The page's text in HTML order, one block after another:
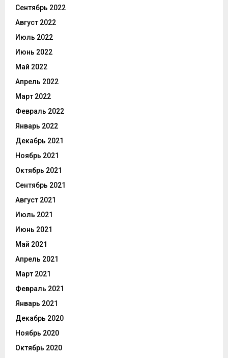
Сентябрь 2022
Август 2022
Июль 2022
Июнь 2022
Май 2022
Апрель 2022
Март 2022
Февраль 2022
Январь 2022
Декабрь 2021
Ноябрь 2021
Октябрь 2021
Сентябрь 2021
Август 2021
Июль 2021
Июнь 2021
Май 2021
Апрель 2021
Март 2021
Февраль 2021
Январь 2021
Декабрь 2020
Ноябрь 2020
Октябрь 2020